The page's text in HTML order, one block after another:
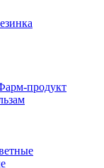
продукт